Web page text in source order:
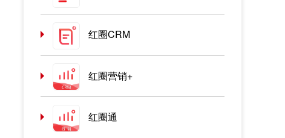
红圈CRM
红圈营销+
红圈通